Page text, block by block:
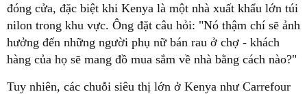
đóng cửa, đặc biệt khi Kenya là một nhà xuất khẩu lớn túi
nilon trong khu vực. Ông đặt câu hỏi: "Nó thậm chí sẽ ảnh
hưởng đến những người phụ nữ bán rau ở chợ - khách
hàng của họ sẽ mang đồ mua sắm về nhà bằng cách nào?"
Tuy nhiên, các chuỗi siêu thị lớn ở Kenya như Carrefour